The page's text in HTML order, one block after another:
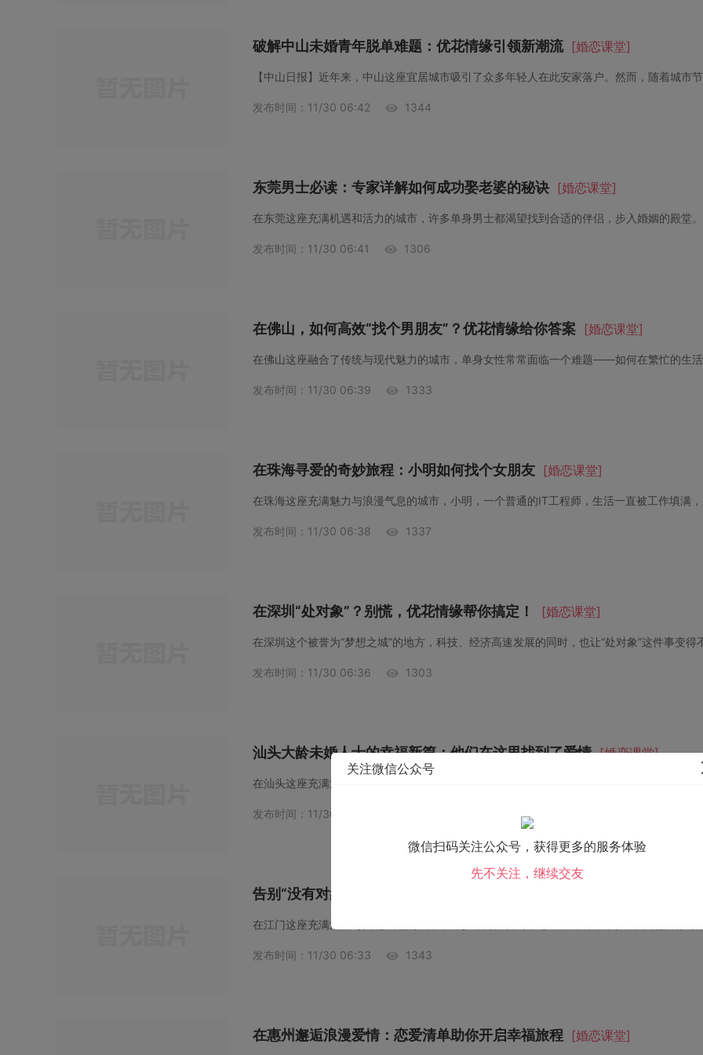
破解中山未婚青年脱单难题：优花情缘引领新潮流 [婚恋课堂]
发布时间：11/30 06:42 1344
东莞男士必读：专家详解如何成功娶老婆的秘诀 [婚恋课堂]
发布时间：11/30 06:41 1306
在佛山，如何高效“找个男朋友”？优花情缘给你答案 [婚恋课堂]
发布时间：11/30 06:39 1333
在珠海寻爱的奇妙旅程：小明如何找个女朋友 [婚恋课堂]
在珠海这座充满魅力与浪漫气息的城市，小明，一个普通的IT工程师，生活一直被工作填满
发布时间：11/30 06:38 1337
在深圳“处对象”？别慌，优花情缘帮你搞定！ [婚恋课堂]
在深圳这个被誉为“梦想之城”的地方，科技、经济高速发展的同时，也让“处对象”这件事变得
发布时间：11/30 06:36 1303
汕头大龄未婚人士的幸福新篇：他们在这里找到了爱情 [婚恋课堂]
发布时间：11/30 06:35
告别“没有对象”的江门生活：优花情缘让幸福触手可及
在江门这座充满活力与文化底蕴的城市，许多单身男女时常感叹：“我在江门，却依然没有对
发布时间：11/30 06:33 1343
在惠州邂逅浪漫爱情：恋爱清单助你开启幸福旅程 [婚恋课堂]
关注微信公众号
微信扫码关注公众号，获得更多的服务体验
先不关注，继续交友